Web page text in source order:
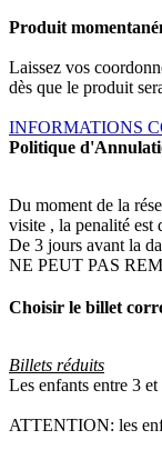
Produit
Laissez vos
dès que le produit
INFORMATIONS
Politique
Du moment de la
visite , la penalité est
De 3 jours avant la
NE PEUT PAS
Choisir le billet
Billets réduits
Les enfants entre 3
ATTENTION: les